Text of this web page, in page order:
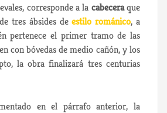
corresponde a la cabeceraque
tres ábsides deestilo románico, a
pertenece el primer tramo de las
con bóvedas de medio cañón, y los
la obra finalizará tres centurias
en el párrafo anterior, la